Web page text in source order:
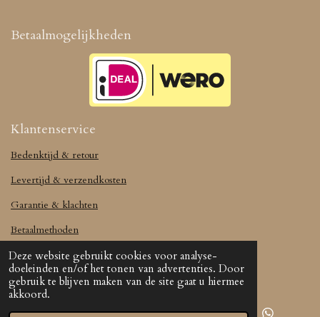
Deze website gebruikt cookies voor analyse-
doeleinden en/of het tonen van advertenties. Door
gebruik te blijven maken van de site gaat u hiermee
akkoord.
Betaalmogelijkheden
Klantenservice
Bedenktijd & retour
Levertijd & verzendkosten
Garantie & klachten
Betaalmethoden